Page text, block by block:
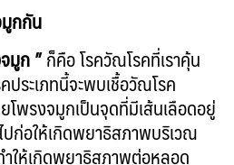
กกัน
ก ”ก็คือ โรควัณโรคที่เราคุ้น
ระเภทนี้จะพบเชื้อวัณโรค
พรงจมูกเป็นจุดที่มีเส้นเลือดอยู่
ก่อให้เกิดพยาธิสภาพบริเวณ
ให้เกิดพยาธิสภาพต่อหลอด